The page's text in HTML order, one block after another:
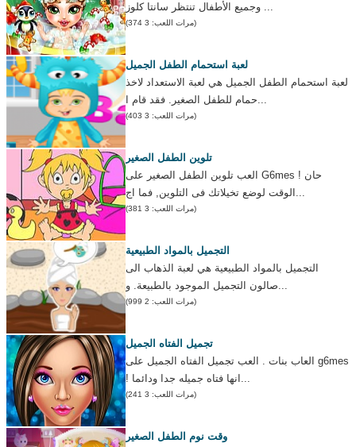
وجميع الأطفال تنتظر سانتا كلوز ...
(مرات اللعب: 3 374)
لعبة استحمام الطفل الجميل
لعبة استحمام الطفل الجميل هي لعبة الاستعداد لاخذ
حمام للطفل الصغير. فقد قام ا...
(مرات اللعب: 3 403)
تلوين الطفل الصغير
العب تلوين الطفل الصغير على G6mes ! حان
الوقت لوضع تخيلاتك فى التلوين, فما اج...
(مرات اللعب: 3 381)
التجميل بالمواد الطبيعية
التجميل بالمواد الطبيعية هي لعبة الذهاب الى
صالون التجميل الموجود بالطبيعة. و...
(مرات اللعب: 2 999)
تجميل الفتاه الجميل
العاب بنات . العب تجميل الفتاه الجميل على g6mes
! انها فتاه جميله جدا ودائما...
(مرات اللعب: 3 241)
وقت نوم الطفل الصغير